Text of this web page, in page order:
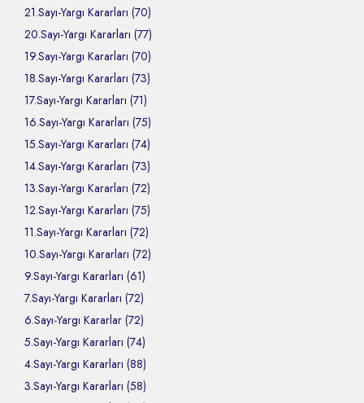
21.Sayı-Yargı Kararları (70)
20.Sayı-Yargı Kararları (77)
19.Sayı-Yargı Kararları (70)
18.Sayı-Yargı Kararları (73)
17.Sayı-Yargı Kararları (71)
16.Sayı-Yargı Kararları (75)
15.Sayı-Yargı Kararları (74)
14.Sayı-Yargı Kararları (73)
13.Sayı-Yargı Kararları (72)
12.Sayı-Yargı Kararları (75)
11.Sayı-Yargı Kararları (72)
10.Sayı-Yargı Kararları (72)
9.Sayı-Yargı Kararları (61)
7.Sayı-Yargı Kararları (72)
6.Sayı-Yargı Kararlar (72)
5.Sayı-Yargı Kararları (74)
4.Sayı-Yargı Kararları (88)
3.Sayı-Yargı Kararları (58)